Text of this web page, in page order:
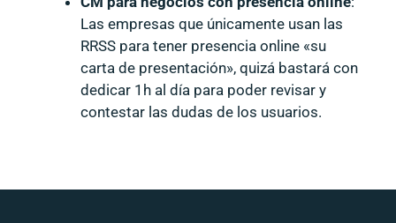
Las empresas que únicamente usan las
RRSS para tener presencia online «su
carta de presentación», quizá bastará con
dedicar 1h al día para poder revisar y
contestar las dudas de los usuarios.